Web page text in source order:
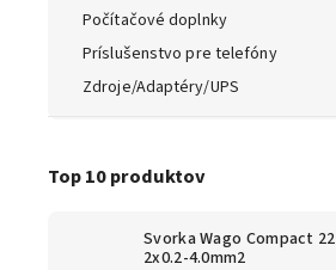
Počítačové doplnky
Príslušenstvo pre telefóny
Zdroje/Adaptéry/UPS
Top 10 produktov
Svorka Wago Compact
2x0.2-4.0mm2